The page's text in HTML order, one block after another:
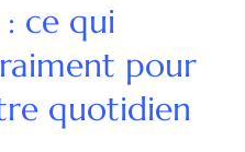
ce qui
pour
quotidien